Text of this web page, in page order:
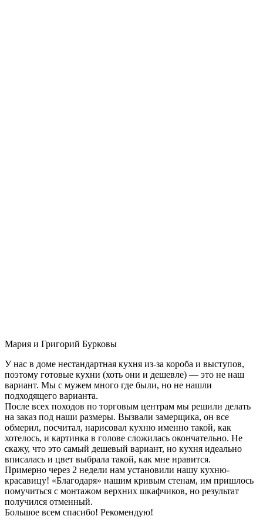
Мария и Григорий Бурковы
У нас в доме нестандартная кухня из-за короба и выступов,
поэтому готовые кухни (хоть они и дешевле) — это не наш
вариант. Мы с мужем много где были, но не нашли
подходящего варианта.
После всех походов по торговым центрам мы решили делать
на заказ под наши размеры. Вызвали замерщика, он все
обмерил, посчитал, нарисовал кухню именно такой, как
хотелось, и картинка в голове сложилась окончательно. Не
скажу, что это самый дешевый вариант, но кухня идеально
вписалась и цвет выбрала такой, как мне нравится.
Примерно через 2 недели нам установили нашу кухню-
красавицу! «Благодаря» нашим кривым стенам, им пришлось
помучиться с монтажом верхних шкафчиков, но результат
получился отменный.
Большое всем спасибо! Рекомендую!